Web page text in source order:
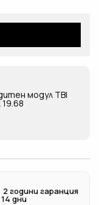
2 години гаранция
дни